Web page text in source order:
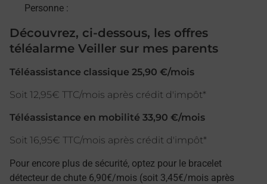
Personne :
Découvrez, ci-dessous, les offres
téléalarme Veiller sur mes parents
Téléassistance classique 25,90 €/mois
Soit 12,95€ TTC/mois après crédit d'impôt*
Téléassistance en mobilité 33,90 €/mois
Soit 16,95€ TTC/mois après crédit d'impôt*
Pour encore plus de sécurité, optez pour le bracelet
détecteur de chute 6,90€/mois (soit 3,45€/mois après